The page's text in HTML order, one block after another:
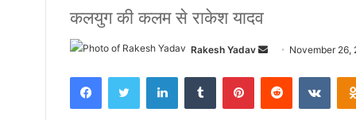
कलयुग की कलम से राकेश यादव
Rakesh Yadav
n
d
November 26,